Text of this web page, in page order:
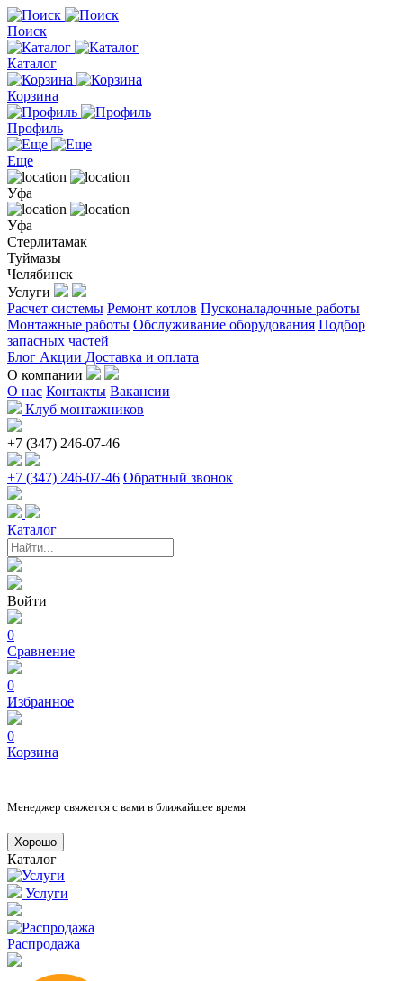
Поиск
Каталог
Корзина
Профиль
Еще
Уфа
Уфа
Стерлитамак
Туймазы
Челябинск
Услуги
Расчет системы Ремонт котлов Пусконаладочные работы
Монтажные работы Обслуживание оборудования Подбор
запасных частей
Блог Акции Доставка и оплата
О компании
О нас Контакты Вакансии
Клуб монтажников
+7 (347) 246-07-46
+7 (347) 246-07-46 Обратный звонок
Каталог
Войти
0
Сравнение
0
Избранное
0
Корзина
Менеджер свяжется с вами в ближайшее время
Хорошо
Каталог
Услуги
Распродажа